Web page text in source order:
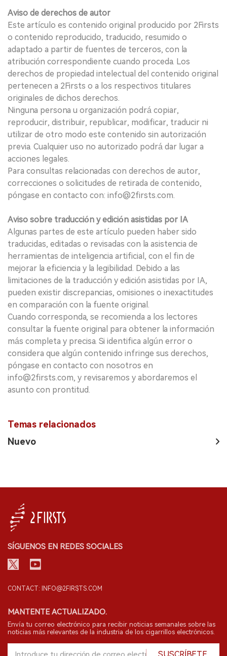
Aviso de derechos de autor
Este artículo es contenido original producido por 2Firsts
o contenido reproducido, traducido, resumido o
adaptado a partir de fuentes de terceros, con la
atribución correspondiente cuando proceda. Los
derechos de propiedad intelectual del contenido original
pertenecen a 2Firsts o a los respectivos titulares
originales de dichos derechos.
Ninguna persona u organización podrá copiar,
reproducir, distribuir, republicar, modificar, traducir ni
utilizar de otro modo este contenido sin autorización
previa. Cualquier uso no autorizado podrá dar lugar a
acciones legales.
Para consultas relacionadas con derechos de autor,
correcciones o solicitudes de retirada de contenido,
póngase en contacto con: info@2firsts.com.
Aviso sobre traducción y edición asistidas por IA
Algunas partes de este artículo pueden haber sido
traducidas, editadas o revisadas con la asistencia de
herramientas de inteligencia artificial, con el fin de
mejorar la eficiencia y la legibilidad. Debido a las
limitaciones de la traducción y edición asistidas por IA,
pueden existir discrepancias, omisiones o inexactitudes
en comparación con la fuente original.
Cuando corresponda, se recomienda a los lectores
consultar la fuente original para obtener la información
más completa y precisa. Si identifica algún error o
considera que algún contenido infringe sus derechos,
póngase en contacto con nosotros en
info@2firsts.com, y revisaremos y abordaremos el
asunto con prontitud.
Temas relacionados
Nuevo
SÍGUENOS EN REDES SOCIALES
CONTACT: INFO@2FIRSTS.COM
MANTENTE ACTUALIZADO.
Envía tu correo electrónico para recibir noticias semanales sobre las
noticias más relevantes de la industria de los cigarrillos electrónicos.